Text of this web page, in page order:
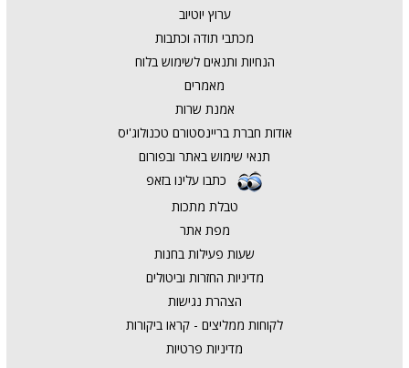
ערוץ יוטיוב
מכתבי תודה וכתבות
הנחיות ותנאים לשימוש בלוח
מאמרים
אמנת שרות
אודות חברת בריינסטורם טכנולוג'יס
תנאי שימוש באתר ובפורום
כתבו עלינו בזאפ
טבלת מתכות
מפת אתר
שעות פעילות בחנות
מדיניות החזרות וביטולים
הצהרת נגישות
לקוחות ממליצים - קראו ביקורות
מדיניות פרטיות